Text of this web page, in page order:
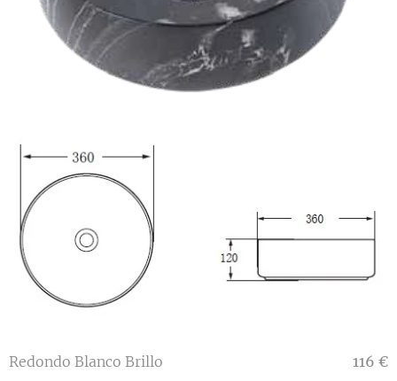
Redondo Blanco Brillo 116 €